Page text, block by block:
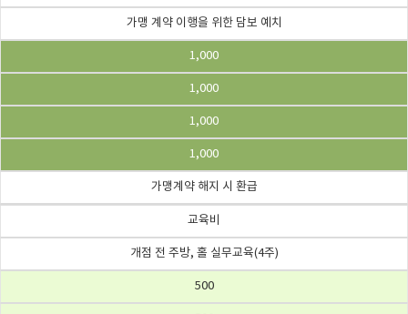
가맹 계약 이행을 위한 담보 예치
1,000
1,000
1,000
1,000
가맹계약 해지 시 환급
교육비
개점 전 주방, 홀 실무교육(4주)
500